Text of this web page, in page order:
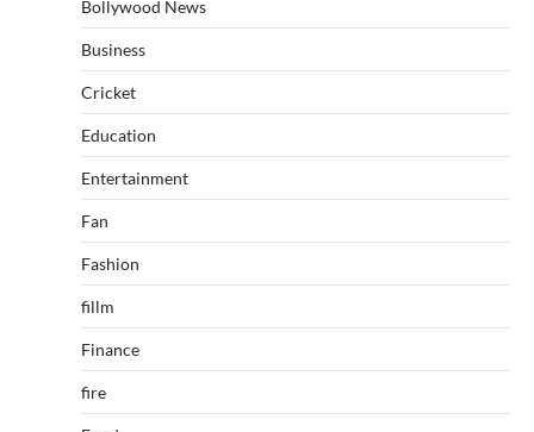
Bollywood News
Business
Cricket
Education
Entertainment
Fan
Fashion
fillm
Finance
fire